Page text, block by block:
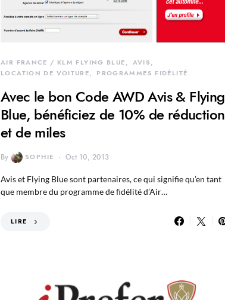
AIR FRANCE / KLM FLYING BLUE
AVIS
LOCATION DE VOITURE
PROGRAMMES FIDÉLITÉ
Avec le bon Code AWD Avis & Flying
Blue, bénéficiez de 10% de réduction
et de miles
By SOPHIE Oct 10, 2013
Avis et Flying Blue sont partenaires, ce qui signifie qu’en tant
que membre du programme de fidélité d’Air…
LIRE